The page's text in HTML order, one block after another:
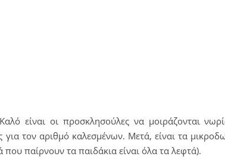
είναι οι προσκλησούλες να μοιράζονται
τον αριθμό καλεσμένων. Μετά, είναι τα
παίρνουν τα παιδάκια είναι όλα τα λεφτά).